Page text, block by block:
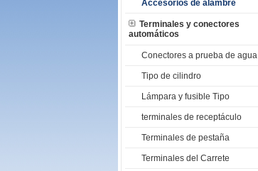
Accesorios de alambre
Terminales y conectores
automáticos
Conectores a prueba de agua
Tipo de cilindro
Lámpara y fusible Tipo
terminales de receptáculo
Terminales de pestaña
Terminales del Carrete